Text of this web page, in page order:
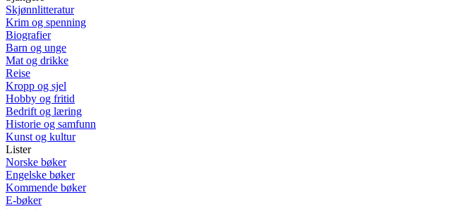
Skjønnlitteratur
Krim og spenning
Biografier
Barn og unge
Mat og drikke
Reise
Kropp og sjel
Hobby og fritid
Bedrift og læring
Historie og samfunn
Kunst og kultur
Lister
Norske bøker
Engelske bøker
Kommende bøker
E-bøker